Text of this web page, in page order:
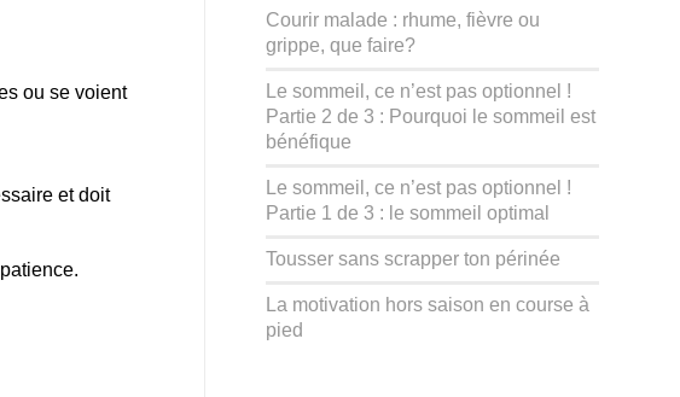
ou se voient
et doit
Courir malade : rhume, fièvre ou
grippe, que faire?
Le sommeil, ce n’est pas optionnel !
Partie 2 de 3 : Pourquoi le sommeil est
bénéfique
Le sommeil, ce n’est pas optionnel !
Partie 1 de 3 : le sommeil optimal
Tousser sans scrapper ton périnée
La motivation hors saison en course à
pied